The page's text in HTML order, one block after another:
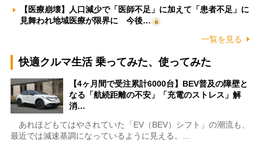
【医療崩壊】人口減少で「医師不足」に加えて「患者不足」に
見舞われ地域医療が限界に 今後…
一覧を見る
快適クルマ生活 乗ってみた、使ってみた
【4ヶ月間で受注累計6000台】BEV普及の障壁と
なる「航続距離の不安」「充電のストレス」解
消…
あれほどもてはやされていた「EV（BEV）シフト」の潮流も、
最近では減速基調になっているように見える。…